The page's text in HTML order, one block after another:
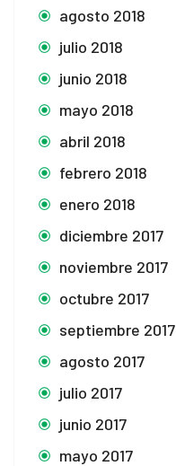
agosto 2018
julio 2018
junio 2018
mayo 2018
abril 2018
febrero 2018
enero 2018
diciembre 2017
noviembre 2017
octubre 2017
septiembre 2017
agosto 2017
julio 2017
junio 2017
mayo 2017